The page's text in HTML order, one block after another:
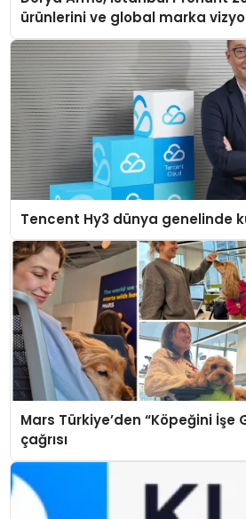
ürünlerini ve global marka
Tencent Hy3 dünya genelinde
Mars Türkiye’den “Köpeğini İşe
çağrısı